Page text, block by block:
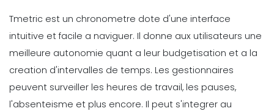
Tmetric est un chronometre dote d'une interface
intuitive et facile a naviguer. Il donne aux utilisateurs une
meilleure autonomie quant a leur budgetisation et a la
creation d'intervalles de temps. Les gestionnaires
peuvent surveiller les heures de travail, les pauses,
l'absenteisme et plus encore. Il peut s'integrer au